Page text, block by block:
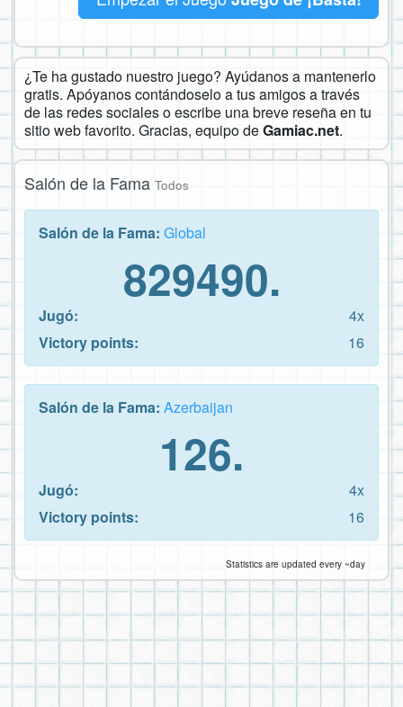
¿Te ha gustado nuestro juego? Ayúdanos a mantenerlo
gratis. Apóyanos contándoselo a tus amigos a través
de las redes sociales o escribe una breve reseña en tu
sitio web favorito. Gracias, equipo deGamiac.net.
Salón de la Fama Todos
Salón de la Fama: Global
829490.
Jugó:
4x
Victory points:
16
Salón de la Fama: Azerbaijan
126.
Jugó:
4x
Victory points:
16
Statistics are updated every ~day